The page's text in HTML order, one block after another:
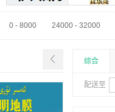
0 - 8000 24000 - 32000
综合
配送至